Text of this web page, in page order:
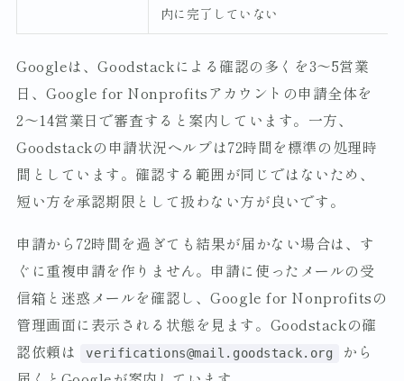
内に完了していない
Googleは、Goodstackによる確認の多くを3〜5営業
日、Google for Nonprofitsアカウントの申請全体を
2〜14営業日で審査すると案内しています。一方、
Goodstackの申請状況ヘルプは72時間を標準の処理時
間としています。確認する範囲が同じではないため、
短い方を承認期限として扱わない方が良いです。
申請から72時間を過ぎても結果が届かない場合は、す
ぐに重複申請を作りません。申請に使ったメールの受
信箱と迷惑メールを確認し、Google for Nonprofitsの
管理画面に表示される状態を見ます。Goodstackの確
認依頼は
verifications@mail.goodstack.org
から